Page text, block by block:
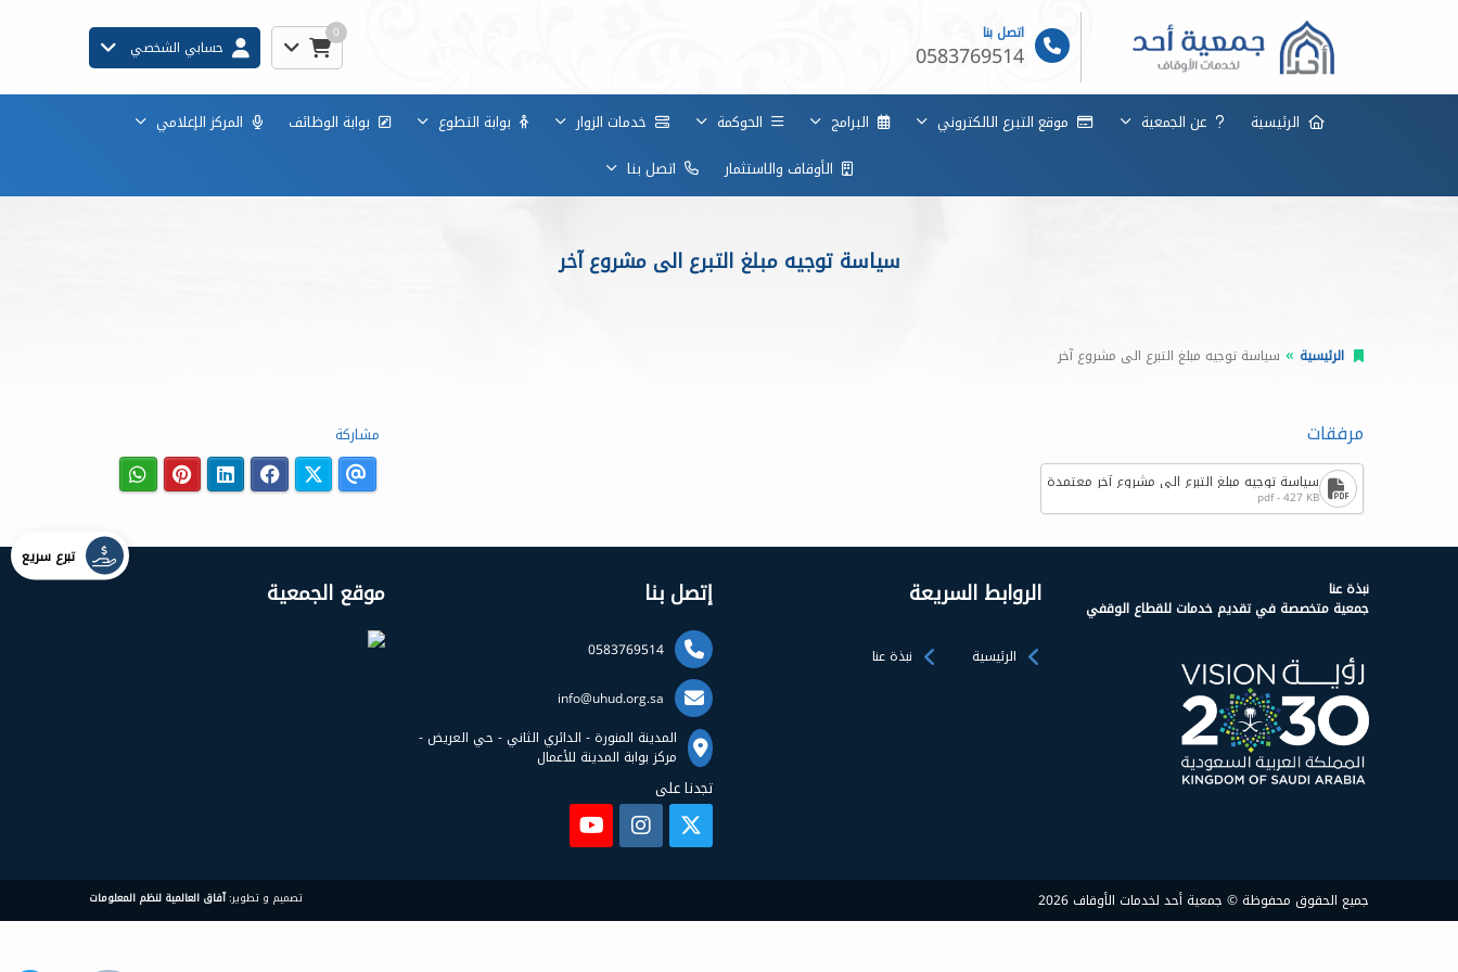
اتصل بنا
0583769514
0
حسابي الشخصي
الرئيسية عن الجمعية موقع التبرع الالكتروني البرامج الحوكمة خدمات الزوار بوابة التطوع بوابة الوظائف
المركز الإعلامي
الأوقاف والاستثمار
اتصل بنا
سياسة توجيه مبلغ التبرع الى مشروع آخر
الرئيسية سياسة توجيه مبلغ التبرع الى مشروع آخر
مرفقات
سياسة توجيه مبلغ التبرع الى مشروع آخر معتمدة
pdf - 427 KB
مشاركة
نبذة عنا
جمعية متخصصة في تقديم خدمات للقطاع الوقفي
الروابط السريعة
الرئيسية نبذة عنا
إتصل بنا
0583769514
info@uhud.org.sa
المدينة المنورة - الدائري الثاني - حي العريض -
مركز بوابة المدينة للأعمال
تجدنا على
موقع الجمعية
جميع الحقوق محفوظة © جمعية أحد لخدمات الأوقاف 2026 تصميم و تطوير:آفاق العالمية لنظم المعلومات
تبرع سريع